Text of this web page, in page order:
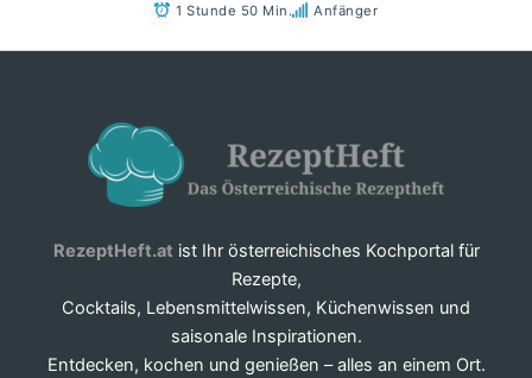
1 Stunde 50 Min. Anfänger
RezeptHeft.at ist Ihr österreichisches Kochportal für
Rezepte,
Cocktails, Lebensmittelwissen, Küchenwissen und
saisonale Inspirationen.
Entdecken, kochen und genießen – alles an einem Ort.